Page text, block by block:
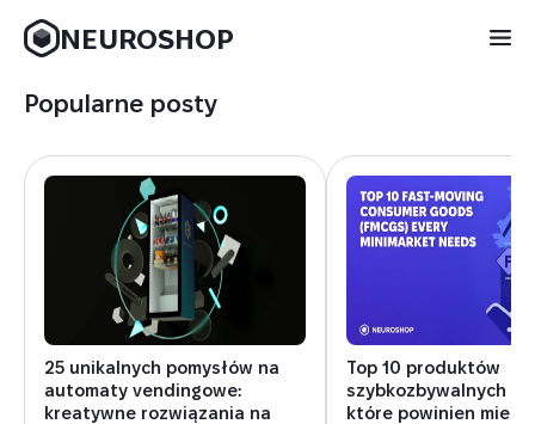
NEUROSHOP
Popularne posty
25 unikalnych pomysłów na
automaty vendingowe:
kreatywne rozwiązania na
Top 10 produktów
szybkozbywalnych
które powinien mieć